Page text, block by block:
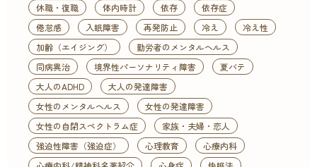
休職・復職
体内時計 依存
依存症
倦怠感
入眠障害 再発防止 冷え
冷え性
加齢（エイジング）
勤労者のメンタルヘルス
同病異治
境界性パーソナリティ障害
夏バテ
大人のADHD
大人の発達障害
女性のメンタルヘルス
女性の発達障害
女性の自閉スペクトラム症
家族・夫婦・恋人
強迫性障害（強迫症）
心理教育
心療内科